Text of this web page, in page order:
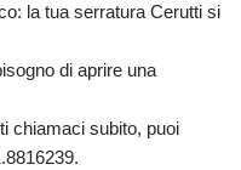
la tua serratura Cerutti si
di aprire una
chiamaci subito, puoi